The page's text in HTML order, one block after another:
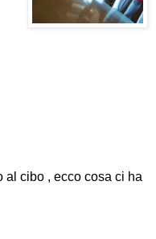
al cibo , ecco cosa ci ha